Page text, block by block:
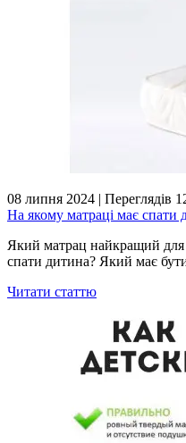
08 липня 2024 | Переглядів
На якому матраці має спати
Який матрац найкращий
спати дитина? Який має
Читати статтю